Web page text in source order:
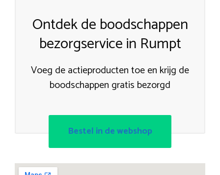
Ontdek de boodschappen
bezorgservice in Rumpt
Voeg de actieproducten toe en krijg de
boodschappen gratis bezorgd
Bestel in de webshop